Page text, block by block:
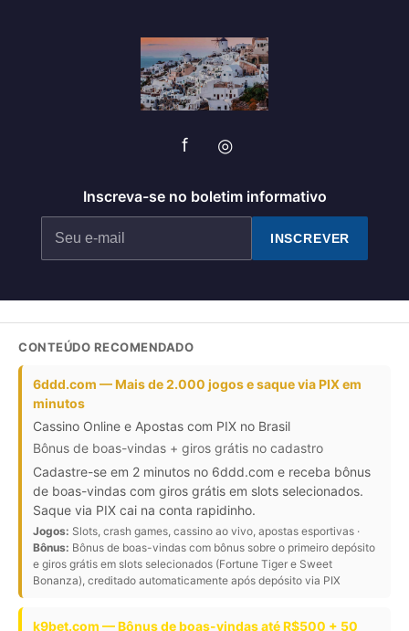
f ◎
Inscreva-se no boletim informativo
INSCREVER
CONTEÚDO RECOMENDADO
6ddd.com — Mais de 2.000 jogos e saque via PIX em
minutos
Cassino Online e Apostas com PIX no Brasil
Bônus de boas-vindas + giros grátis no cadastro
Cadastre-se em 2 minutos no 6ddd.com e receba bônus
de boas-vindas com giros grátis em slots selecionados.
Saque via PIX cai na conta rapidinho.
Jogos: Slots, crash games, cassino ao vivo, apostas esportivas ·
Bônus: Bônus de boas-vindas com bônus sobre o primeiro depósito
e giros grátis em slots selecionados (Fortune Tiger e Sweet
Bonanza), creditado automaticamente após depósito via PIX
k9bet.com — Bônus de boas-vindas até R$500 + 50